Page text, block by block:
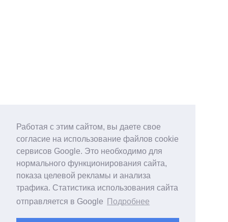
Работая с этим сайтом, вы даете свое
согласие на использование файлов cookie
сервисов Google. Это необходимо для
нормального функционирования сайта,
показа целевой рекламы и анализа
трафика. Статистика использования сайта
отправляется в Google
Подробнее